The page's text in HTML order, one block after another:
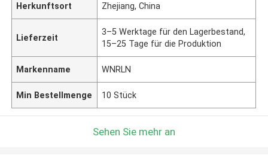
Herkunftsort Zhejiang, China
Lieferzeit
3–5 Werktage für den Lagerbestand,
15–25 Tage für die Produktion
Markenname WNRLN
Min Bestellmenge 10 Stück
Sehen Sie mehr an